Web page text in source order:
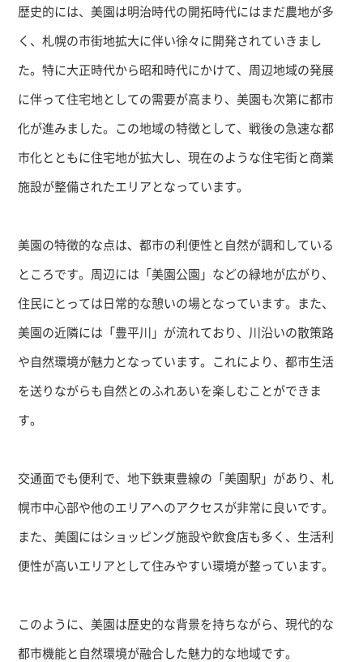
歴史的には、美園は明治時代の開拓時代にはまだ農地が多
く、札幌の市街地拡大に伴い徐々に開発されていきまし
た。特に大正時代から昭和時代にかけて、周辺地域の発展
に伴って住宅地としての需要が高まり、美園も次第に都市
化が進みました。この地域の特徴として、戦後の急速な都
市化とともに住宅地が拡大し、現在のような住宅街と商業
施設が整備されたエリアとなっています。
美園の特徴的な点は、都市の利便性と自然が調和している
ところです。周辺には「美園公園」などの緑地が広がり、
住民にとっては日常的な憩いの場となっています。また、
美園の近隣には「豊平川」が流れており、川沿いの散策路
や自然環境が魅力となっています。これにより、都市生活
を送りながらも自然とのふれあいを楽しむことができま
す。
交通面でも便利で、地下鉄東豊線の「美園駅」があり、札
幌市中心部や他のエリアへのアクセスが非常に良いです。
また、美園にはショッピング施設や飲食店も多く、生活利
便性が高いエリアとして住みやすい環境が整っています。
このように、美園は歴史的な背景を持ちながら、現代的な
都市機能と自然環境が融合した魅力的な地域です。